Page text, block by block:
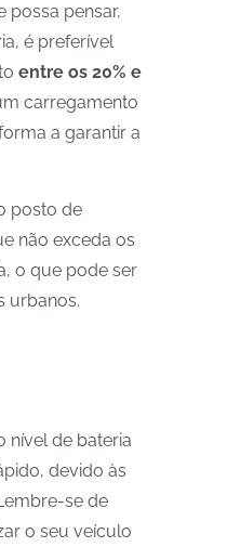
possa pensar,
é preferível
entre os 20% e
carregamento
a garantir a
posto de
não exceda os
o que pode ser
urbanos.
nível de bateria
devido às
se de
o seu veículo